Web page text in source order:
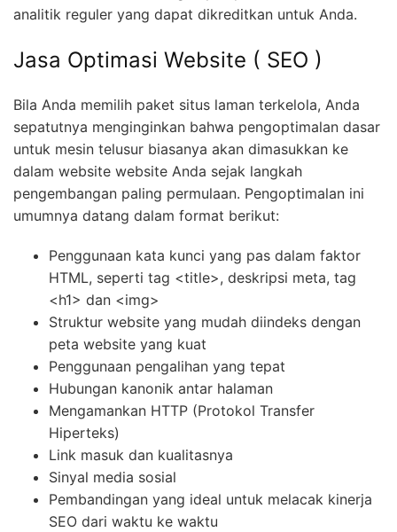
analitik reguler yang dapat dikreditkan untuk Anda.
Jasa Optimasi Website ( SEO )
Bila Anda memilih paket situs laman terkelola, Anda
sepatutnya menginginkan bahwa pengoptimalan dasar
untuk mesin telusur biasanya akan dimasukkan ke
dalam website website Anda sejak langkah
pengembangan paling permulaan. Pengoptimalan ini
umumnya datang dalam format berikut:
Penggunaan kata kunci yang pas dalam faktor
HTML, seperti tag <title>, deskripsi meta, tag
<h1> dan <img>
Struktur website yang mudah diindeks dengan
peta website yang kuat
Penggunaan pengalihan yang tepat
Hubungan kanonik antar halaman
Mengamankan HTTP (Protokol Transfer
Hiperteks)
Link masuk dan kualitasnya
Sinyal media sosial
Pembandingan yang ideal untuk melacak kinerja
SEO dari waktu ke waktu